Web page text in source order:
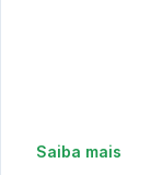
Saiba mais